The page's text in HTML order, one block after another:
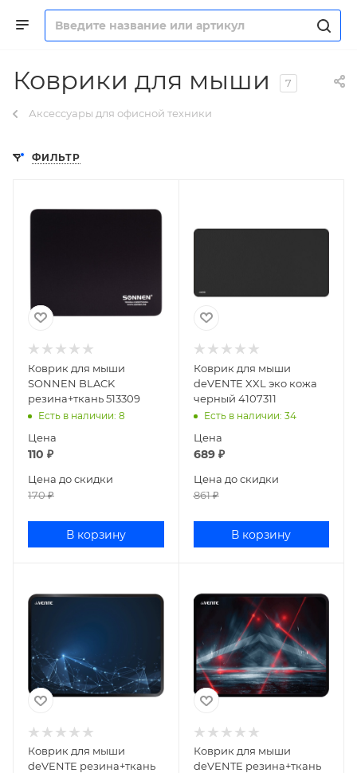
Коврики для мыши 7
Аксессуары для офисной техники
ФИЛЬТР
Коврик для мыши
SONNEN BLACK
резина+ткань 513309
Есть в наличии: 8
Цена
110 ₽
Цена до скидки
170₽
В корзину
Коврик для мыши
deVENTE XXL эко кожа
черный 4107311
Есть в наличии: 34
Цена
689₽
Цена до скидки
861₽
В корзину
Коврик для мыши
deVENTE резина+ткань
Коврик для мыши
deVENTE резина+ткань